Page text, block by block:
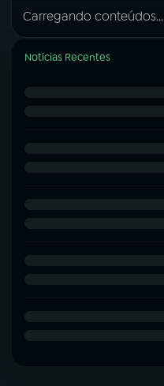
Carregando conteúdos...
Notícias Recentes